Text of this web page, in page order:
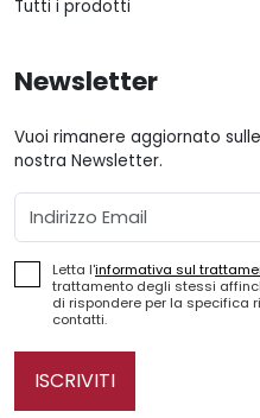
Tutti i prodotti
Newsletter
Vuoi rimanere aggiornato
nostra Newsletter.
Email
Letta l'informativa sul
trattamento degli stessi
di rispondere per la specifica
contatti.
ISCRIVITI